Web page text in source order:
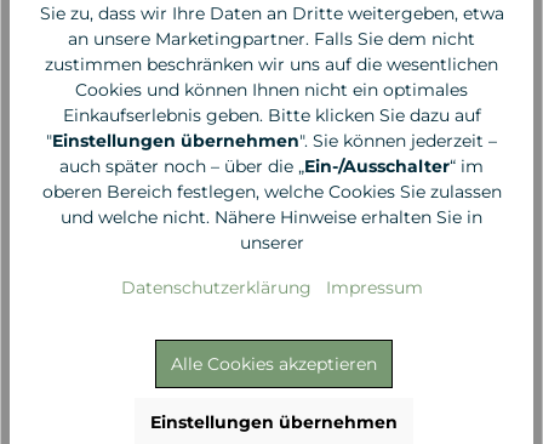
Madara
HIS Eye Cream, 17ml
29,95 €*
Speick
Men Intensiv Creme, 50
ml
9,95 €*
Sie zu, dass wir Ihre Daten an Dritte weitergeben, etwa
an unsere Marketingpartner. Falls Sie dem nicht
zustimmen beschränken wir uns auf die wesentlichen
Cookies und können Ihnen nicht ein optimales
Einkaufserlebnis geben. Bitte klicken Sie dazu auf
"Einstellungen übernehmen". Sie können jederzeit –
auch später noch – über die „Ein-/Ausschalter“ im
oberen Bereich festlegen, welche Cookies Sie zulassen
und welche nicht. Nähere Hinweise erhalten Sie in
unserer
Datenschutzerklärung Impressum
Alle Cookies akzeptieren
Einstellungen übernehmen